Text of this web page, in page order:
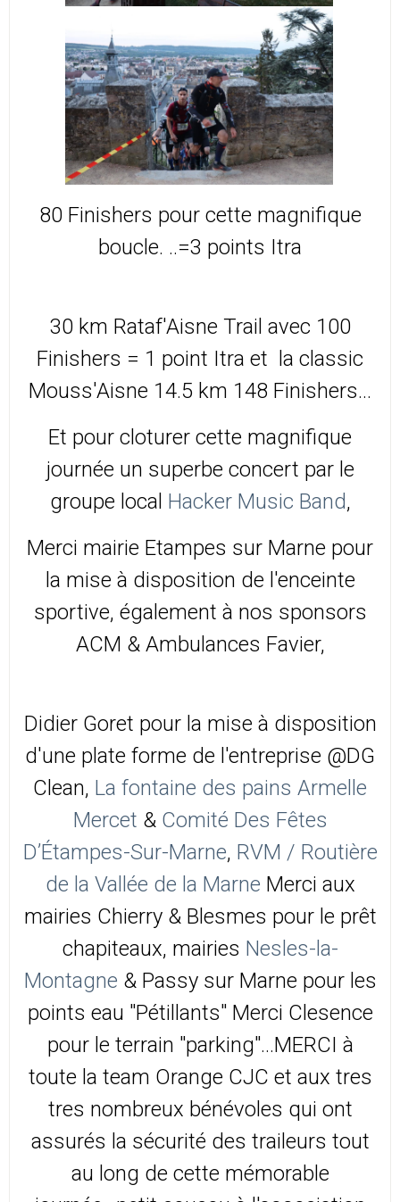
80 Finishers pour cette magnifique
boucle. ..=3 points Itra
30 km Rataf'Aisne Trail avec 100
Finishers = 1 point Itra et la classic
Mouss'Aisne 14.5 km 148 Finishers...
Et pour cloturer cette magnifique
journée un superbe concert par le
groupe local Hacker Music Band,
Merci mairie Etampes sur Marne pour
la mise à disposition de l'enceinte
sportive, également à nos sponsors
ACM & Ambulances Favier,
Didier Goret pour la mise à disposition
d'une plate forme de l'entreprise @DG
Clean, La fontaine des pains Armelle
Mercet & Comité Des Fêtes
D’Étampes-Sur-Marne, RVM / Routière
de la Vallée de la Marne Merci aux
mairies Chierry & Blesmes pour le prêt
chapiteaux, mairies Nesles-la-
Montagne & Passy sur Marne pour les
points eau "Pétillants" Merci Clesence
pour le terrain "parking"...MERCI à
toute la team Orange CJC et aux tres
tres nombreux bénévoles qui ont
assurés la sécurité des traileurs tout
au long de cette mémorable